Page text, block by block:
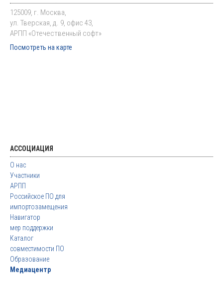
125009, г. Москва,
ул. Тверская, д. 9, офис 43,
АРПП «Отечественный софт»
Посмотреть на карте
АССОЦИАЦИЯ
О нас
Участники
АРПП
Российское ПО для
импортозамещения
Навигатор
мер поддержки
Каталог
совместимости ПО
Образование
Медиацентр